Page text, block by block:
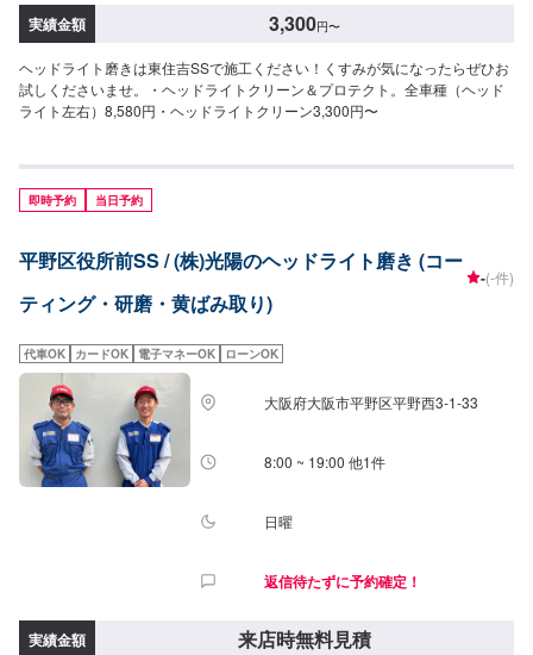
実績金額 3,300円〜
ヘッドライト磨きは東住吉SSで施工ください！くすみが気になったらぜひお
試しくださいませ。・ヘッドライトクリーン＆プロテクト。全車種（ヘッド
ライト左右）8,580円・ヘッドライトクリーン3,300円〜
即時予約 当日予約
平野区役所前SS / (株)光陽のヘッドライト磨き (コー
ティング・研磨・黄ばみ取り)
-(-件)
代車OK カードOK 電子マネーOK ローンOK
大阪府大阪市平野区平野西3-1-33
8:00 ~ 19:00 他1件
日曜
返信待たずに予約確定！
実績金額 来店時無料見積